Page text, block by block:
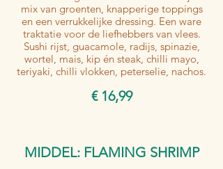
mix van groenten, knapperige toppings
en een verrukkelijke dressing. Een ware
traktatie voor de liefhebbers van vlees.
Sushi rijst, guacamole, radijs, spinazie,
wortel, mais, kip én steak, chilli mayo,
teriyaki, chilli vlokken, peterselie, nachos.
€ 16,99
MIDDEL: FLAMING SHRIMP